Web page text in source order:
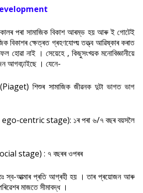
পৰা সামাজিক বিকাশ আৰম্ভ হয় আৰু ই গোটেই
বিকাশৰ ক্ষেত্ৰত গ্ৰহণযোগ্য় তত্ত্ব আৱিষ্কাৰ কৰাত
হোৱা নাই । সেয়েহে , কিছুসংখ্য়ক মনোবিজ্ঞানীয়ে
আগবঢ়াইছে । যেনে-
(Piaget) শিশুৰ সামাজিক জীৱনক দুটা ভাগত ভাগ
ego-centric stage): ১ৰ পৰা ৬/৭ বছৰ বয়সলৈ
stage) : ৭ বছৰৰ ওপৰৰ
স্ব-আত্মাৰ প্ৰতি আগ্ৰহী হয় । তাৰ প্ৰয়োজন আৰু
মাজতে সীমাবদ্ধ ।